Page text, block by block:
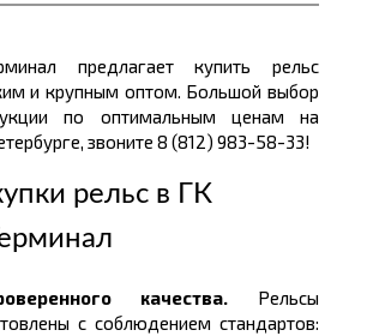
предлагает купить рельс
и крупным оптом. Большой выбор
по оптимальным ценам на
звоните 8 (812) 983-58-33!
рельс в ГК
качества. Рельсы
с соблюдением стандартов: